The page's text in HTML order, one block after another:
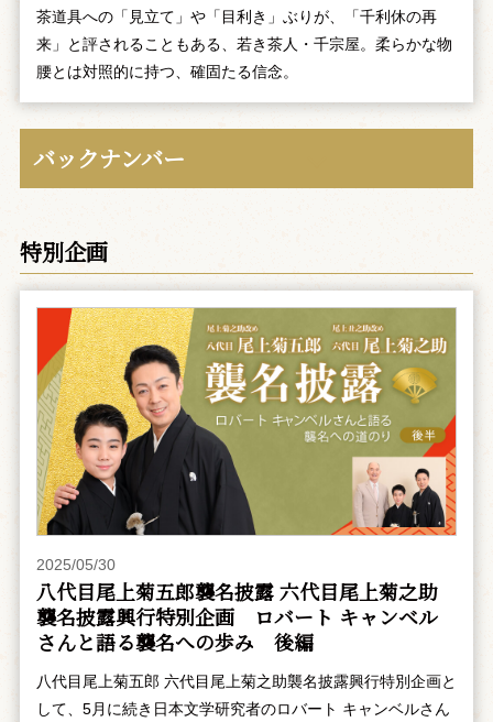
茶道具への「見立て」や「目利き」ぶりが、「千利休の再
来」と評されることもある、若き茶人・千宗屋。柔らかな物
腰とは対照的に持つ、確固たる信念。
バックナンバー
特別企画
2025/05/30
八代目尾上菊五郎襲名披露 六代目尾上菊之助
襲名披露興行特別企画 ――ロバート キャンベル
さんと語る襲名への歩み 後編
八代目尾上菊五郎 六代目尾上菊之助襲名披露興行特別企画と
して、5月に続き日本文学研究者のロバート キャンベルさん